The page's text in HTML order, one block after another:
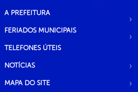
A PREFEITURA
FERIADOS MUNICIPAIS
TELEFONES ÚTEIS
NOTÍCIAS
MAPA DO SITE